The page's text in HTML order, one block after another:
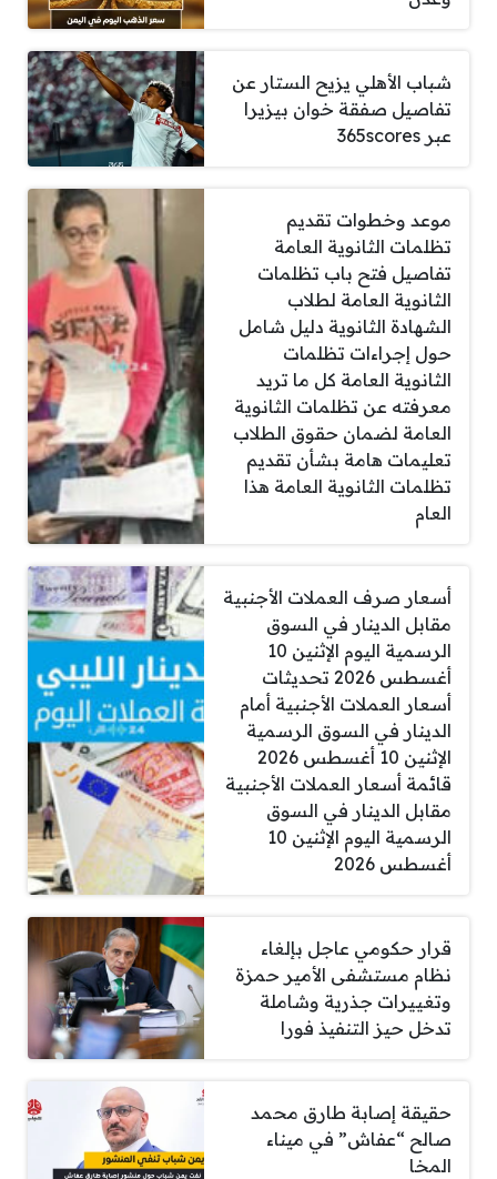
شباب الأهلي يزيح الستار عن
تفاصيل صفقة خوان بيزيرا
عبر 365scores
موعد وخطوات تقديم
تظلمات الثانوية العامة
تفاصيل فتح باب تظلمات
الثانوية العامة لطلاب
الشهادة الثانوية دليل شامل
حول إجراءات تظلمات
الثانوية العامة كل ما تريد
معرفته عن تظلمات الثانوية
العامة لضمان حقوق الطلاب
تعليمات هامة بشأن تقديم
تظلمات الثانوية العامة هذا
العام
أسعار صرف العملات الأجنبية
مقابل الدينار في السوق
الرسمية اليوم الإثنين 10
أغسطس 2026 تحديثات
أسعار العملات الأجنبية أمام
الدينار في السوق الرسمية
الإثنين 10 أغسطس 2026
قائمة أسعار العملات الأجنبية
مقابل الدينار في السوق
الرسمية اليوم الإثنين 10
أغسطس 2026
قرار حكومي عاجل بإلغاء
نظام مستشفى الأمير حمزة
وتغييرات جذرية وشاملة
تدخل حيز التنفيذ فورا
حقيقة إصابة طارق محمد
صالح “عفاش” في ميناء
المخا